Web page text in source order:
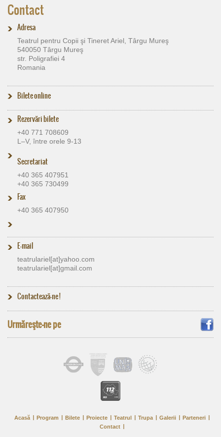
Contact
Adresa
Teatrul pentru Copii şi Tineret Ariel, Târgu Mureş
540050 Târgu Mureş
str. Poligrafiei 4
Romania
Bilete online
Rezervări bilete
+40 771 708609
L–V, între orele 9-13
Secretariat
+40 365 407951
+40 365 730499
Fax
+40 365 407950
E-mail
teatrulariel[at]​yahoo.com
teatrulariel[at]​gmail.com
Contactează-ne !
Urmăreşte-ne pe
Acasă Program Bilete Proiecte Teatrul Trupa Galerii
Parteneri
Contact